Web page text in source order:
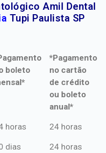
Amil Dental
Tupi Paulista SP
boleto
*Pagamento
no cartão
de crédito
ou boleto
anual*
*Pagamento
de crédito
horas 24 horas
dias 24 horas